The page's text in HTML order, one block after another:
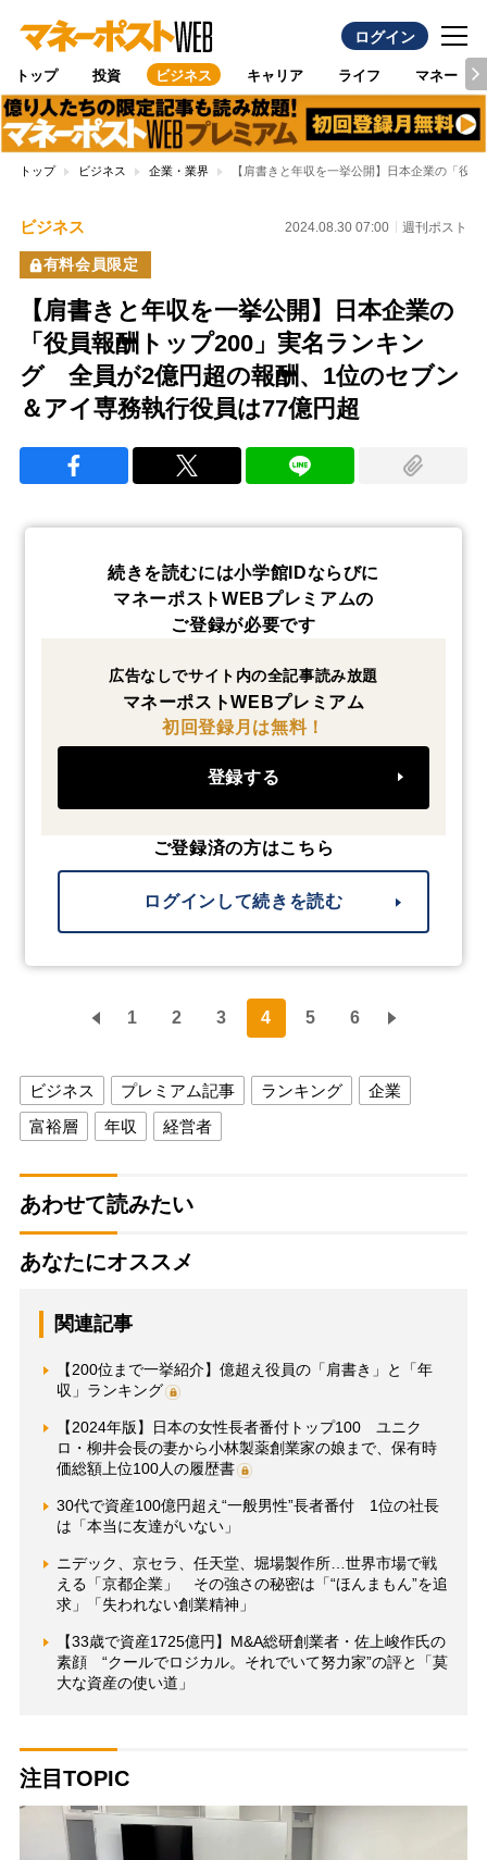
ログイン
トップ 投資 ビジネス キャリア ライフ マネー
トップ ビジネス 企業・業界 【肩書きと年収を一挙公開】日本企業の「役
ビジネス 2024.08.30 07:00 週刊ポスト
有料会員限定
【肩書きと年収を一挙公開】日本企業の
「役員報酬トップ200」実名ランキン
グ 全員が2億円超の報酬、1位のセブン
＆アイ専務執行役員は77億円超
続きを読むには小学館IDならびに
マネーポストWEBプレミアムの
ご登録が必要です
広告なしでサイト内の全記事読み放題
マネーポストWEBプレミアム
初回登録月は無料！
登録する
ご登録済の方はこちら
ログインして続きを読む
1 2 3 4 5 6
ビジネス プレミアム記事 ランキング
企業
富裕層
年収 経営者
あわせて読みたい
あなたにオススメ
関連記事
【200位まで一挙紹介】億超え役員の「肩書き」と「年
収」ランキング
【2024年版】日本の女性長者番付トップ100 ユニク
ロ・柳井会長の妻から小林製薬創業家の娘まで、保有時
価総額上位100人の履歴書
30代で資産100億円超え“一般男性”長者番付 1位の社長
は「本当に友達がいない」
ニデック、京セラ、任天堂、堀場製作所…世界市場で戦
える「京都企業」 その強さの秘密は「“ほんまもん”を追
求」「失われない創業精神」
【33歳で資産1725億円】M&A総研創業者・佐上峻作氏の
素顔 “クールでロジカル。それでいて努力家”の評と「莫
大な資産の使い道」
注目TOPIC